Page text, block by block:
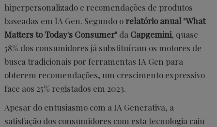
hiperpersonalizado e recomendações de produtos
baseadas em IA Gen. Segundo o relatório anual "What
Matters to Today's Consumer" da Capgemini, quase
58% dos consumidores já substituíram os motores de
busca tradicionais por ferramentas IA Gen para
obterem recomendações, um crescimento expressivo
face aos 25% registados em 2023.
Apesar do entusiasmo com a IA Generativa, a
satisfação dos consumidores com esta tecnologia caiu